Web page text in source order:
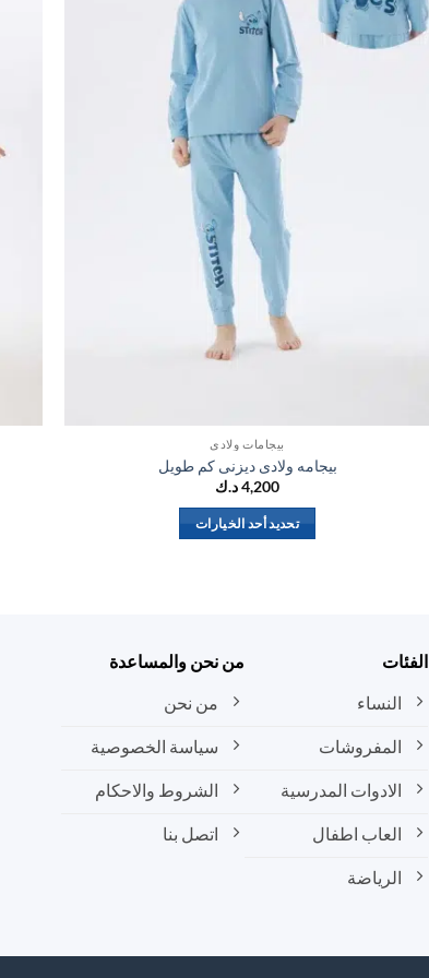
بيجامات ولادي
بيجامه ولادى ديزنى كم طويل
4,200د.ك
تحديد أحد الخيارات
لهذا
المنتج.
اختيار
صفحة
الفئات
النساء
المفروشات
الادوات المدرسية
العاب اطفال
الرياضة
من نحن والمساعدة
من نحن
سياسة الخصوصية
الشروط والاحكام
اتصل بنا